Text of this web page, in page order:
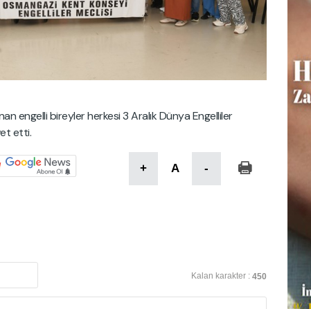
engelli bireyler herkesi 3 Aralık Dünya Engelliler
etti.
+ A -
Kalan karakter : 450